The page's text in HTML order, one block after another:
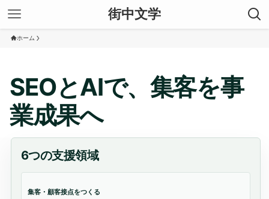
街中文学
ホーム
SEOとAIで、集客を事
業成果へ
6つの支援領域
集客・顧客接点をつくる